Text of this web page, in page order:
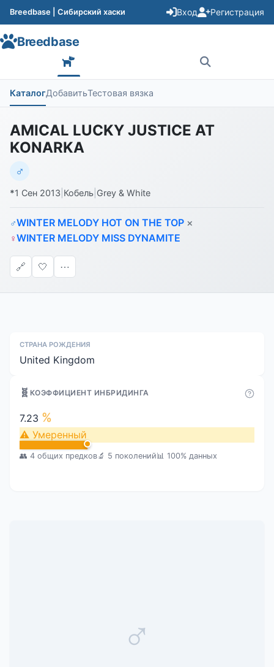
Breedbase | Сибирский хаски Вход Регистрация
Breedbase
КаталогДобавитьТестовая вязка
AMICAL LUCKY JUSTICE AT
KONARKA
♂
*1 Сен 2013 Кобель Grey & White
♂WINTER MELODY HOT ON THE TOP ×
♀WINTER MELODY MISS DYNAMITE
🔗 🤍 ⋯
СТРАНА РОЖДЕНИЯ
United Kingdom
🧬 КОЭФФИЦИЕНТ ИНБРИДИНГА
7.23 %
⚠ Умеренный
👥 4 общих предков🔬 5 поколений📊 100% данных
♂